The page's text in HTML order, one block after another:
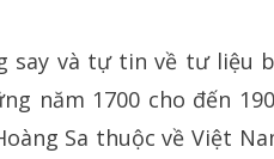
say và tự tin về tư liệu
năm 1700 cho đến
Sa thuộc về Việt